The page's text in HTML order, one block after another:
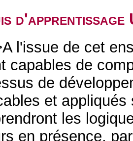
d'apprentissage
l'issue de cet
capables de
de
et
les
en présence,